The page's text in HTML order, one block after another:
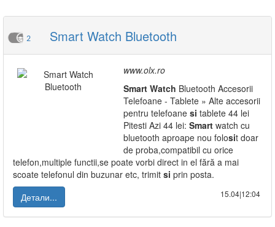
2 Smart Watch Bluetooth
www.olx.ro
Smart Watch Bluetooth Accesorii
Telefoane - Tablete » Alte accesorii
pentru telefoane si tablete 44 lei
Pitesti Azi 44 lei: Smart watch cu
bluetooth aproape nou folosit doar
de proba,compatibil cu orice
telefon,multiple functii,se poate vorbi direct in el fără a mai
scoate telefonul din buzunar etc, trimit si prin posta.
Детали...
15.04|12:04